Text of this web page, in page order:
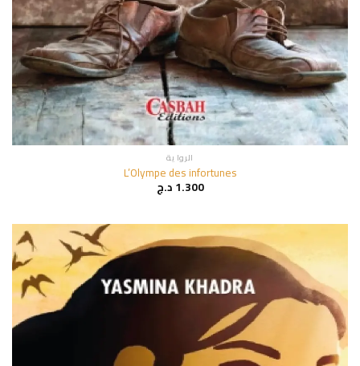
الروا ية
L’Olympe des infortunes
1.300د.ج